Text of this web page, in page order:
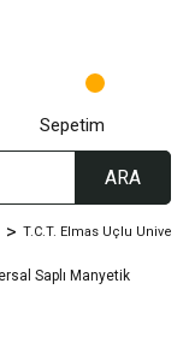
ARA
Sepetim
T.C.T. Elmas Uçlu